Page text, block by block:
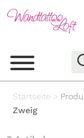
Startseite >
Zweig